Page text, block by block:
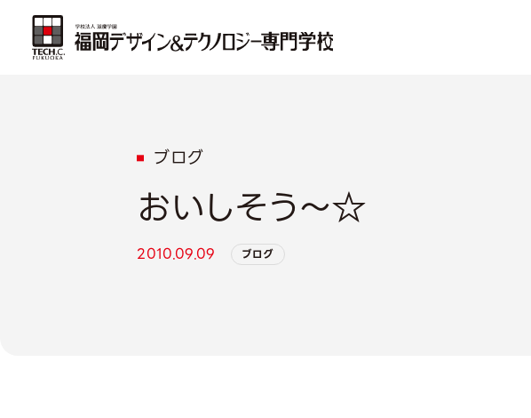
ブログ
おいしそう～☆
2010.09.09 ブログ